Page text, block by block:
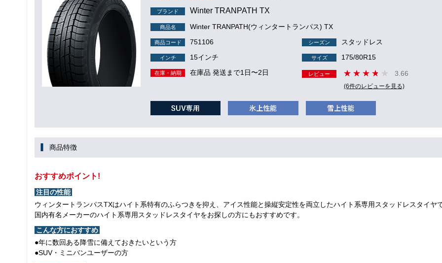
ブランド Winter TRANPATH TX
商品名 Winter TRANPATH(ウィンタートランパス) TX
商品コード 751106 シーズン スタッドレス
インチ 15インチ サイズ 175/80R15
在庫・納期 在庫品 発送まで1日〜2日 レビュー 3.66
(6件のレビューを見る)
商品特徴
おすすめポイント!
注目の性能
ウィンタートランパスTXはハイト系特有のふらつきを抑え、アイス性能と操縦安定性を両立したハイト系専用スタッドレスタイヤ
国内有名メーカーのハイト系専用スタッドレスタイヤをお探しの方にもおすすめです。
こんな方におすすめ
●年に数回ある降雪に備えておきたいという方
●SUV・ミニバンユーザーの方